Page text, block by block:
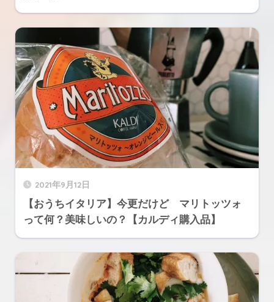
2021年9月12日
【おうちイタリア】今更だけど マリトッツォ
って何？美味しいの？【カルディ購入品】